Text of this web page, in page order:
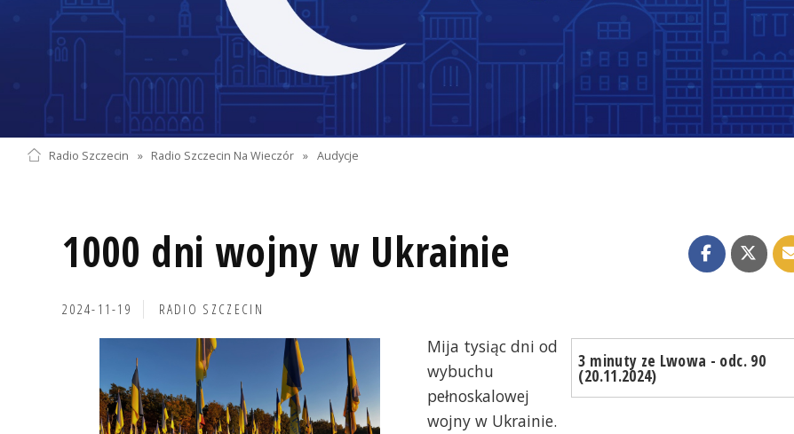
Radio Szczecin » Radio Szczecin Na Wieczór » Audycje
1000 dni wojny w Ukrainie
2024-11-19 RADIO SZCZECIN
3 minuty ze Lwowa - odc. 90
(20.11.2024)
Mija tysiąc dni od
wybuchu
pełnoskalowej
wojny w Ukrainie.